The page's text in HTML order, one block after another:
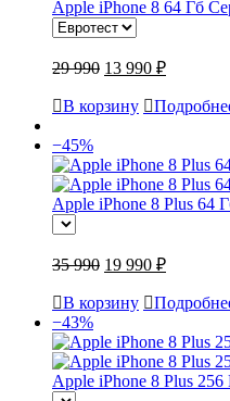
Apple iPhone 8 64 Гб
29 990 13 990 ₽
В корзину
−45%
Apple iPhone 8 Plus 64
35 990 19 990 ₽
В корзину
−43%
Apple iPhone 8 Plus